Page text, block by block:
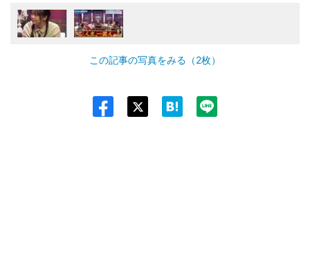
この記事の写真をみる（2枚）